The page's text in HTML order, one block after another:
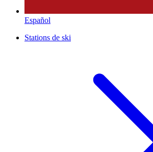
Español
Stations de ski